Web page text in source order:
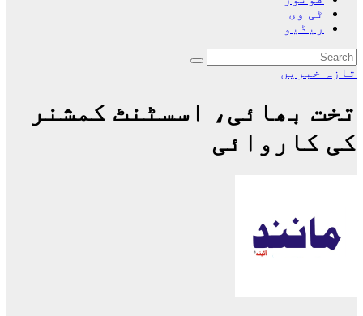
ٹی وی
ریڈیو
تازہ خبریں
تخت بھائی، اسسٹنٹ کمشنر
کی کاروائی